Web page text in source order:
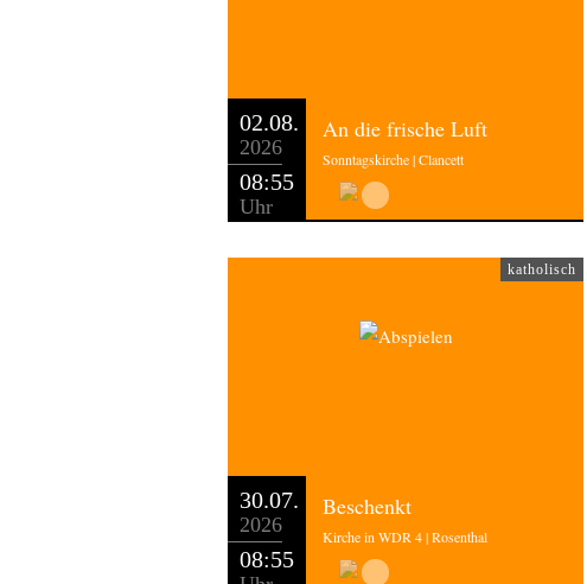
02.08.
2026
08:55
Uhr
An die frische Luft
Sonntagskirche | Clancett
katholisch
30.07.
2026
08:55
Beschenkt
Kirche in WDR 4 | Rosenthal